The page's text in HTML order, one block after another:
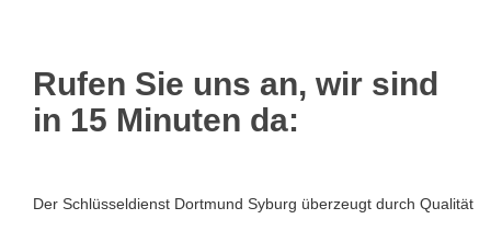
Rufen Sie uns an, wir sind
in 15 Minuten da:
Der Schlüsseldienst Dortmund Syburg überzeugt durch Qualität